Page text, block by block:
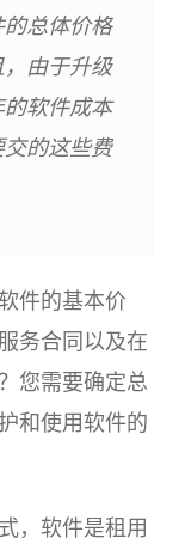
总体价格
由于升级
软件成本
的这些费
件的基本价
务合同以及在
您需要确定总
和使用软件的
，软件是租用